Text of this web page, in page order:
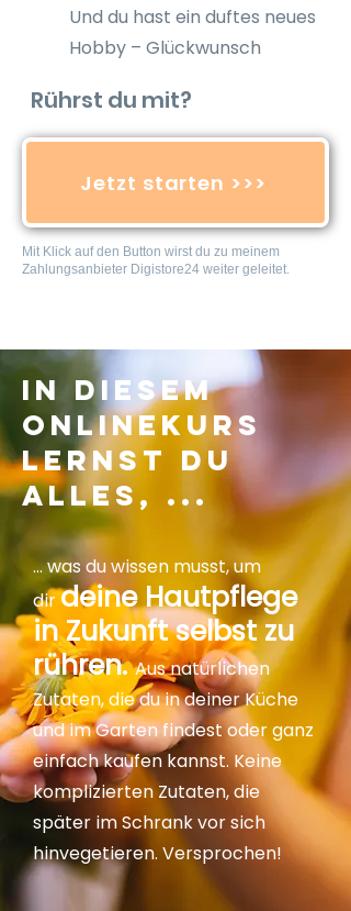
Und du hast ein duftes neues
Hobby – Glückwunsch
Rührst du mit?
Jetzt starten >>>
Mit Klick auf den Button wirst du zu meinem
Zahlungsanbieter Digistore24 weiter geleitet.
In diesem
Onlinekurs
lernst du
alles, ...
... was du wissen musst, um
dirdeine Hautpflege
in Zukunft selbst zu
rühren. Aus natürlichen
Zutaten, die du in deiner Küche
und im Garten findest oder ganz
einfach kaufen kannst. Keine
komplizierten Zutaten, die
später im Schrank vor sich
hinvegetieren. Versprochen!